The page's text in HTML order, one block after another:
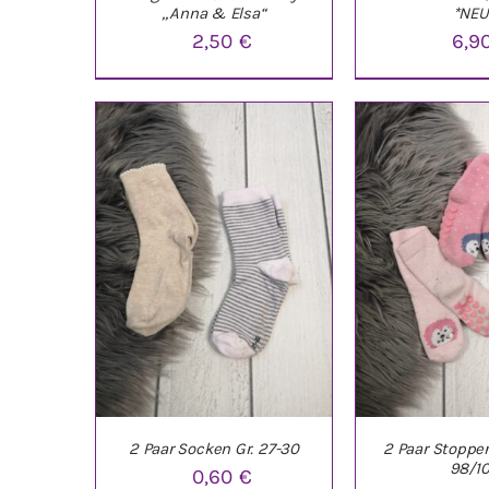
IN DEN WARENKORB
DETAILS
„Anna & Elsa“
2,50€
AUSFÜHRUNG
2 Paar Socken Gr. 27-30
0,60€
2 Paar
98/